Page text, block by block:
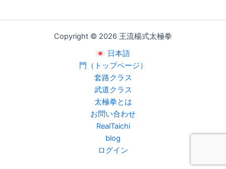
Copyright © 2026 王流楊式太極拳
日本語
門（トップページ）
套路クラス
武道クラス
太極拳とは
お問い合わせ
RealTaichi
blog
ログイン